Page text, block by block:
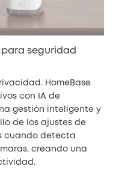
seguridad
HomeBase
con IA de
gestión inteligente y
de los ajustes de
cuando detecta
creando una